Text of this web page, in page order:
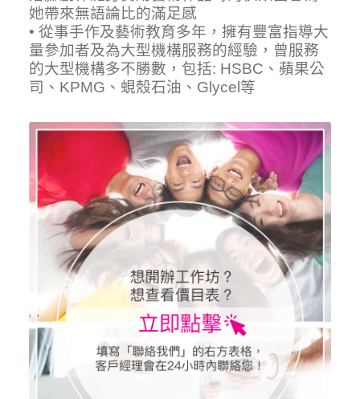
她帶來無語論比的滿足感
• 從事手作及藝術教育多年，擁有豐富指導大
量參加者及為大型機構服務的經驗，曾服務
的大型機構多不勝數，包括: HSBC、蘋果公
司、KPMG、蜆殼石油、Glycel等